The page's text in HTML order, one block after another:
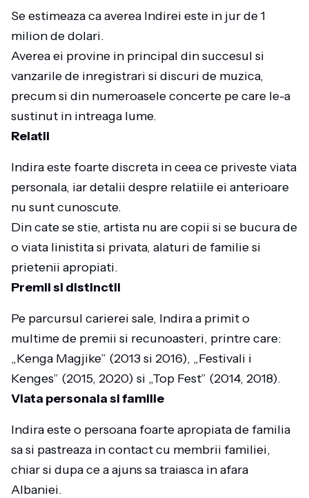
Se estimeaza ca averea Indirei este in jur de 1
milion de dolari.
Averea ei provine in principal din succesul si
vanzarile de inregistrari si discuri de muzica,
precum si din numeroasele concerte pe care le-a
sustinut in intreaga lume.
Relatii
Indira este foarte discreta in ceea ce priveste viata
personala, iar detalii despre relatiile ei anterioare
nu sunt cunoscute.
Din cate se stie, artista nu are copii si se bucura de
o viata linistita si privata, alaturi de familie si
prietenii apropiati.
Premii si distinctii
Pe parcursul carierei sale, Indira a primit o
multime de premii si recunoasteri, printre care:
„Kenga Magjike” (2013 si 2016), „Festivali i
Kenges” (2015, 2020) si „Top Fest” (2014, 2018).
Viata personala si familie
Indira este o persoana foarte apropiata de familia
sa si pastreaza in contact cu membrii familiei,
chiar si dupa ce a ajuns sa traiasca in afara
Albaniei.